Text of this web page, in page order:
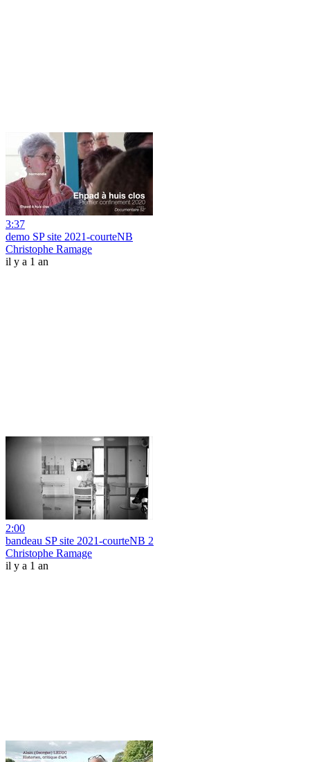
3:37
demo SP site 2021-courteNB
Christophe Ramage
il y a 1 an
2:00
bandeau SP site 2021-courteNB 2
Christophe Ramage
il y a 1 an